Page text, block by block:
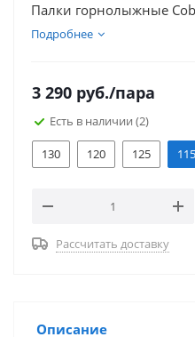
Палки горнолыжные
Подробнее
3 290 руб./пара
Есть в наличии (2)
130 120 125 115
Рассчитать доставку
Описание